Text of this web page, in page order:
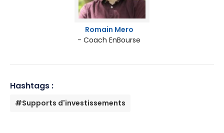
Romain Mero
- Coach EnBourse
Hashtags :
#Supports d'investissements